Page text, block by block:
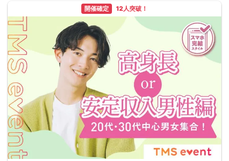
開催確定 12人突破！